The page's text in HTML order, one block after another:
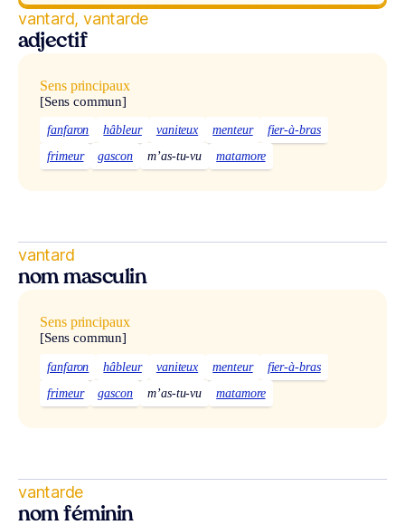
vantard, vantarde
adjectif
Sens principaux
[Sens commun]
fanfaron hâbleur vaniteux menteur
fier-à-bras
frimeur
gascon m’as-tu-vu matamore
vantard
nom masculin
Sens principaux
[Sens commun]
fanfaron hâbleur vaniteux menteur
fier-à-bras
frimeur
gascon m’as-tu-vu matamore
vantarde
nom féminin